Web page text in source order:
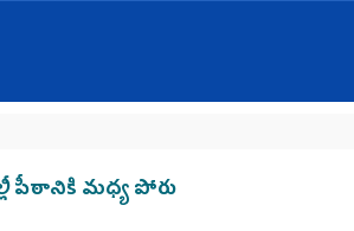
పీఠానికి మధ్య పోరు